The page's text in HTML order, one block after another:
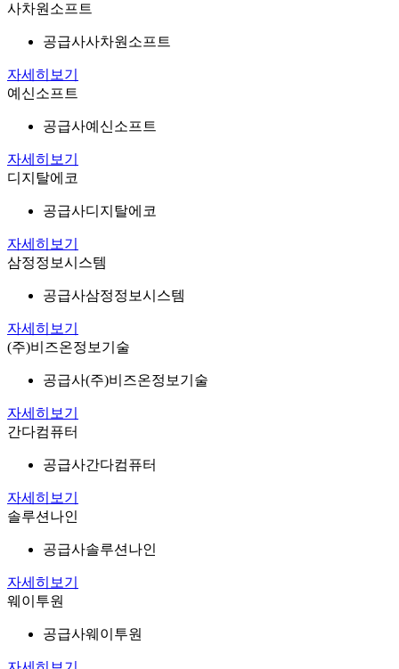
사차원소프트
공급사사차원소프트
자세히보기
예신소프트
공급사예신소프트
자세히보기
디지탈에코
공급사디지탈에코
자세히보기
삼정정보시스템
공급사삼정정보시스템
자세히보기
(주)비즈온정보기술
공급사(주)비즈온정보기술
자세히보기
간다컴퓨터
공급사간다컴퓨터
자세히보기
솔루션나인
공급사솔루션나인
자세히보기
웨이투원
공급사웨이투원